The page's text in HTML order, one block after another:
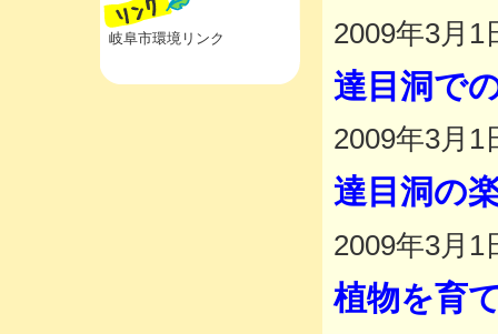
岐阜市環境リンク 2009年3月1
達目洞で
2009年3月1
達目洞の
2009年3月1
植物を育